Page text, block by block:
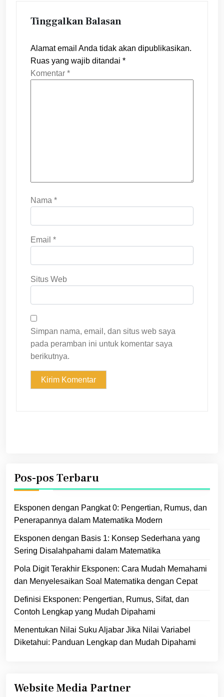
Tinggalkan Balasan
Alamat email Anda tidak akan dipublikasikan.
Ruas yang wajib ditandai *
Komentar *
Nama *
Email *
Situs Web
Simpan nama, email, dan situs web saya
pada peramban ini untuk komentar saya
berikutnya.
Pos-pos Terbaru
Eksponen dengan Pangkat 0: Pengertian, Rumus, dan
Penerapannya dalam Matematika Modern
Eksponen dengan Basis 1: Konsep Sederhana yang
Sering Disalahpahami dalam Matematika
Pola Digit Terakhir Eksponen: Cara Mudah Memahami
dan Menyelesaikan Soal Matematika dengan Cepat
Definisi Eksponen: Pengertian, Rumus, Sifat, dan
Contoh Lengkap yang Mudah Dipahami
Menentukan Nilai Suku Aljabar Jika Nilai Variabel
Diketahui: Panduan Lengkap dan Mudah Dipahami
Website Media Partner